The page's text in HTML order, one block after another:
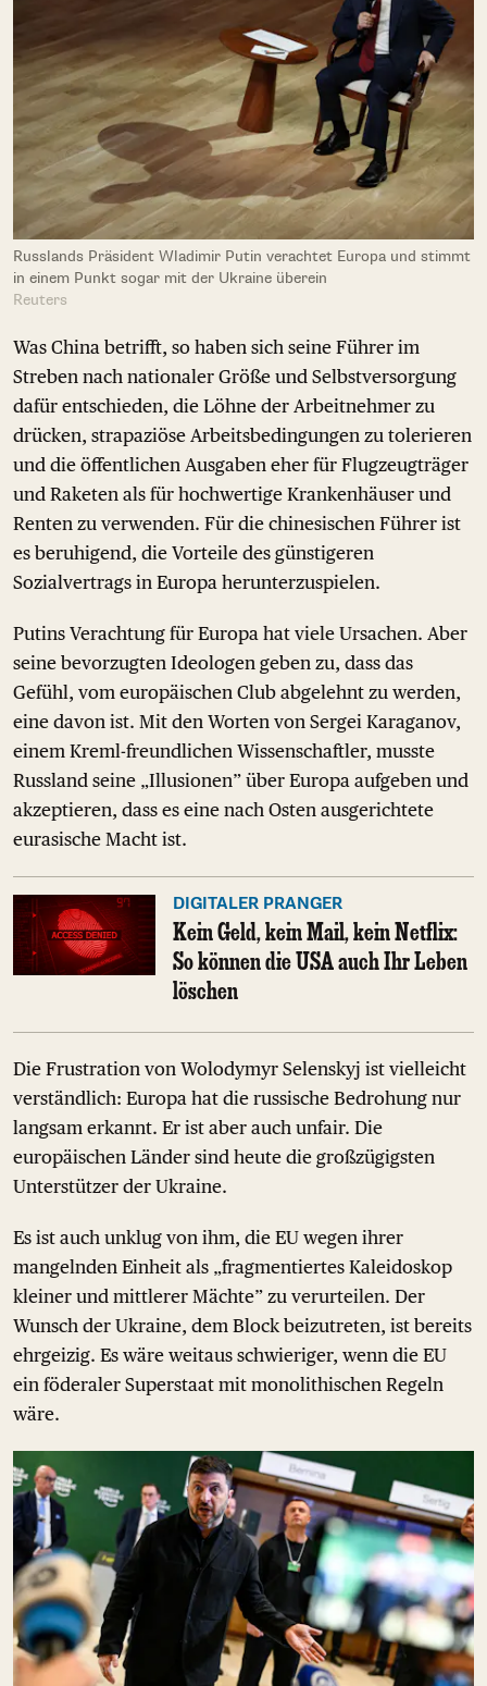
Russlands Präsident Wladimir Putin verachtet Europa und stimmt
in einem Punkt sogar mit der Ukraine überein
Reuters
Was China betrifft, so haben sich seine Führer im
Streben nach nationaler Größe und Selbstversorgung
dafür entschieden, die Löhne der Arbeitnehmer zu
drücken, strapaziöse Arbeitsbedingungen zu tolerieren
und die öffentlichen Ausgaben eher für Flugzeugträger
und Raketen als für hochwertige Krankenhäuser und
Renten zu verwenden. Für die chinesischen Führer ist
es beruhigend, die Vorteile des günstigeren
Sozialvertrags in Europa herunterzuspielen.
Putins Verachtung für Europa hat viele Ursachen. Aber
seine bevorzugten Ideologen geben zu, dass das
Gefühl, vom europäischen Club abgelehnt zu werden,
eine davon ist. Mit den Worten von Sergei Karaganov,
einem Kreml-freundlichen Wissenschaftler, musste
Russland seine „Illusionen” über Europa aufgeben und
akzeptieren, dass es eine nach Osten ausgerichtete
eurasische Macht ist.
DIGITALER PRANGER
Kein Geld, kein Mail, kein Netflix:
So können die USA auch Ihr Leben
löschen
Die Frustration von Wolodymyr Selenskyj ist vielleicht
verständlich: Europa hat die russische Bedrohung nur
langsam erkannt. Er ist aber auch unfair. Die
europäischen Länder sind heute die großzügigsten
Unterstützer der Ukraine.
Es ist auch unklug von ihm, die EU wegen ihrer
mangelnden Einheit als „fragmentiertes Kaleidoskop
kleiner und mittlerer Mächte” zu verurteilen. Der
Wunsch der Ukraine, dem Block beizutreten, ist bereits
ehrgeizig. Es wäre weitaus schwieriger, wenn die EU
ein föderaler Superstaat mit monolithischen Regeln
wäre.